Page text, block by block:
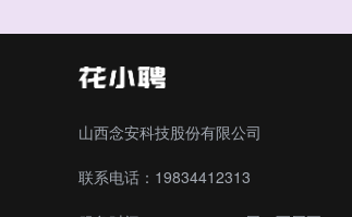
山西念安科技股份有限公司
联系电话：19834412313